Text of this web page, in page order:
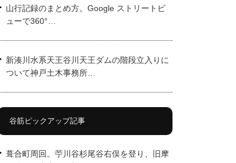
山行記録のまとめ方。Google ストリートビ
ューで360°…
新湊川水系天王谷川天王ダムの階段立入りに
ついて神戸土木事務所…
谷筋ピックアップ記事
葺合町周回。苧川谷杉尾谷右俣を登り、旧摩